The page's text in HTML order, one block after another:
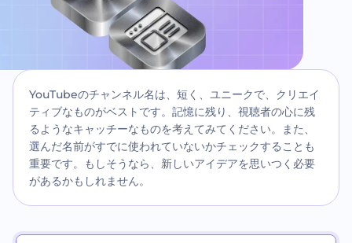
YouTubeのチャンネル名は、短く、ユニークで、クリエイ
ティブなものがベストです。記憶に残り、視聴者の心に残
るようなキャッチーなものを考えてみてください。また、
選んだ名前がすでに使われていないかチェックすることも
重要です。もしそうなら、新しいアイデアを思いつく必要
があるかもしれません。